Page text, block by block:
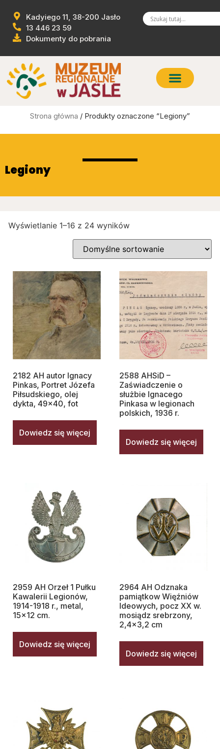
Kadyiego 11, 38-200 Jasło
13 446 23 59
Dokumenty do pobrania
Strona główna / Produkty oznaczone “Legiony”
Legiony
Wyświetlanie 1–16 z 24 wyników
2182 AH autor Ignacy
Pinkas, Portret Józefa
Piłsudskiego, olej
dykta, 49×40, fot
Dowiedz się więcej
2588 AHSiD –
Zaświadczenie o
służbie Ignacego
Pinkasa w legionach
polskich, 1936 r.
Dowiedz się więcej
2959 AH Orzeł 1 Pułku
Kawalerii Legionów,
1914-1918 r., metal,
15×12 cm.
Dowiedz się więcej
2964 AH Odznaka
pamiątkow Więźniów
Ideowych, pocz XX w.
mosiądz srebrzony,
2,4×3,2 cm
Dowiedz się więcej